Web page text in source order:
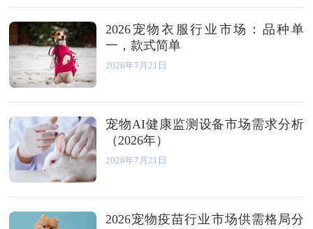
2026宠物衣服行业市场：品种单
一，款式简单
2026年7月21日
宠物AI健康监测设备市场需求分析
（2026年）
2026年7月21日
2026宠物疫苗行业市场供需格局分